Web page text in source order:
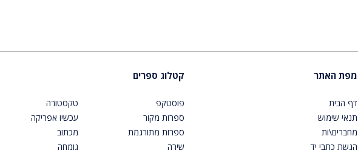
מפת האתר
דף הבית
תנאי שימוש
מחברים\ות
הגשת כתבי יד
קטלוג ספרים
פוסטקפ
ספרות מקור
ספרות מתורגמת
שירה
טקסטורה
עכשיו אפריקה
מכתוב
גומחה